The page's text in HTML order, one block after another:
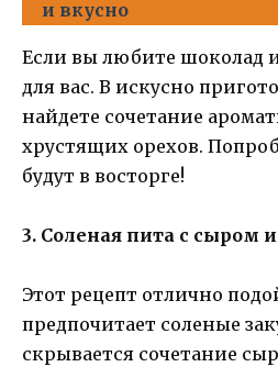
и вкусно
Если вы любите шоколад
для вас. В искусно
найдете сочетание
хрустящих орехов.
будут в восторге!
3. Соленая пита с сыром
Этот рецепт отлично
предпочитает соленые
скрывается сочетание